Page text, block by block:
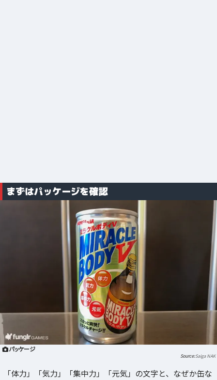
まずはパッケージを確認
パッケージ
Saiga NAK
「体力」「気力」「集中力」「元気」の文字と、なぜか缶な